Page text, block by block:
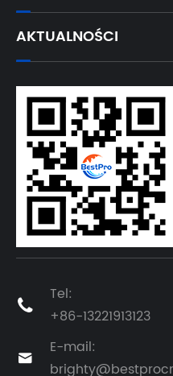
AKTUALNOŚCI

Tel:
+86-13221913123

E-mail: